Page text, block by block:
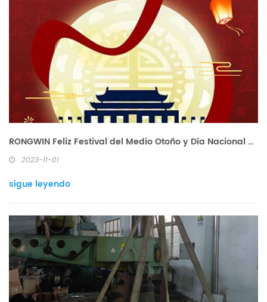
RONGWIN Feliz Festival del Medio Otoño y Día Nacional a todos
2023-11-01
sigue leyendo